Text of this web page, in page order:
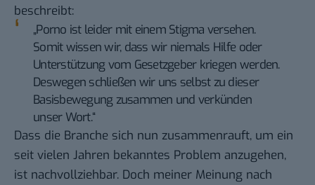
beschreibt:
„Porno ist leider mit einem Stigma versehen.
Somit wissen wir, dass wir niemals Hilfe oder
Unterstützung vom Gesetzgeber kriegen werden.
Deswegen schließen wir uns selbst zu dieser
Basisbewegung zusammen und verkünden
unser Wort.“
Dass die Branche sich nun zusammenrauft, um ein
seit vielen Jahren bekanntes Problem anzugehen,
ist nachvollziehbar. Doch meiner Meinung nach